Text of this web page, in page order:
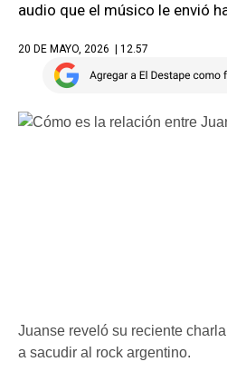
audio que el músico le envió
20 DE MAYO, 2026 | 12.57
Juanse reveló su reciente
a sacudir al rock argentino.